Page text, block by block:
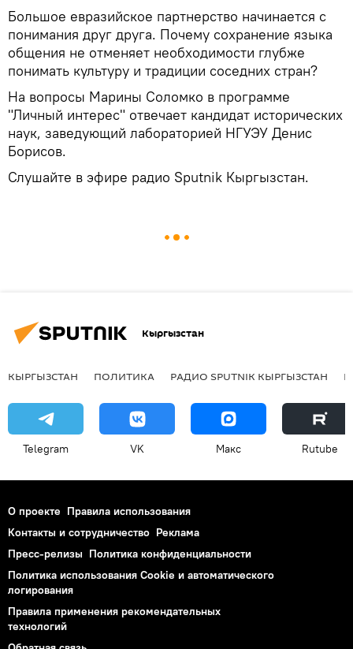
Большое евразийское партнерство начинается с
понимания друг друга. Почему сохранение языка
общения не отменяет необходимости глубже
понимать культуру и традиции соседних стран?
На вопросы Марины Соломко в программе
"Личный интерес" отвечает кандидат исторических
наук, заведующий лабораторией НГУЭУ Денис
Борисов.
Слушайте в эфире радио Sputnik Кыргызстан.
Кыргызстан
КЫРГЫЗСТАН ПОЛИТИКА РАДИО SPUTNIK КЫРГЫЗСТАН
Telegram VK Макс Rutube
О проекте Правила использования
Контакты и сотрудничество Реклама
Пресс-релизы Политика конфиденциальности
Политика использования Cookie и автоматического
логирования
Правила применения рекомендательных
технологий